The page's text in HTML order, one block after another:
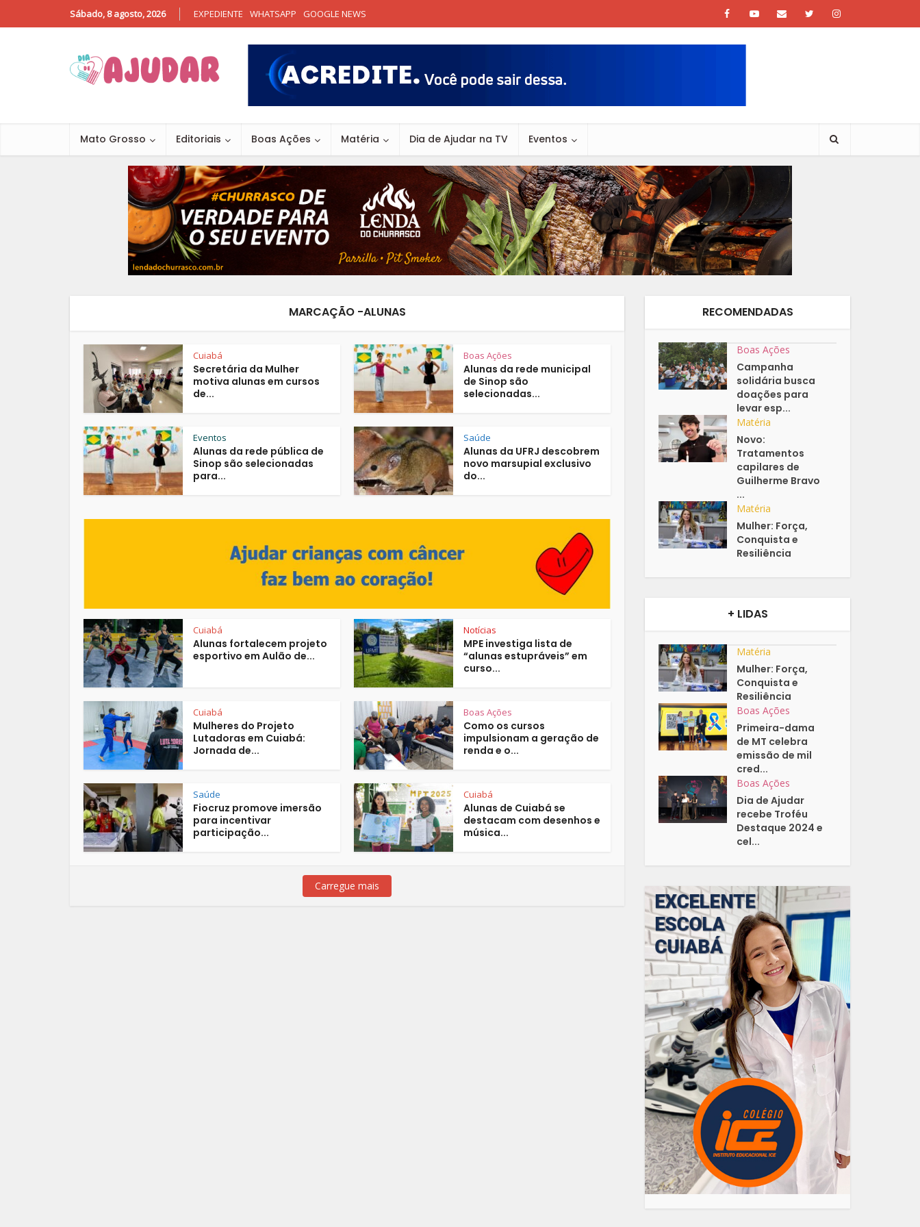
Sábado, 8 agosto, 2026 EXPEDIENTE WHATSAPP GOOGLE NEWS
Mato Grosso Editoriais Boas Ações Matéria Dia de Ajudar na TV Eventos
MARCAÇÃO -ALUNAS
Cuiabá
Secretária da Mulher
motiva alunas em cursos
de...
Boas Ações
Alunas da rede municipal
de Sinop são
selecionadas...
Eventos
Alunas da rede pública de
Sinop são selecionadas
para...
Saúde
Alunas da UFRJ descobrem
novo marsupial exclusivo
do...
Cuiabá
Alunas fortalecem projeto
esportivo em Aulão de...
Notícias
MPE investiga lista de
“alunas estupráveis” em
curso...
Cuiabá
Mulheres do Projeto
Lutadoras em Cuiabá:
Jornada de...
Boas Ações
Como os cursos
impulsionam a geração de
renda e o...
Saúde
Fiocruz promove imersão
para incentivar
participação...
Cuiabá
Alunas de Cuiabá se
destacam com desenhos e
música...
Carregue mais
RECOMENDADAS
Boas Ações
Campanha
solidária busca
doações para
levar esp...
Matéria
Novo:
Tratamentos
capilares de
Guilherme Bravo
...
Matéria
Mulher: Força,
Conquista e
Resiliência
+ LIDAS
Matéria
Mulher: Força,
Conquista e
Resiliência
Boas Ações
Primeira-dama
de MT celebra
emissão de mil
cred...
Boas Ações
Dia de Ajudar
recebe Troféu
Destaque 2024 e
cel...